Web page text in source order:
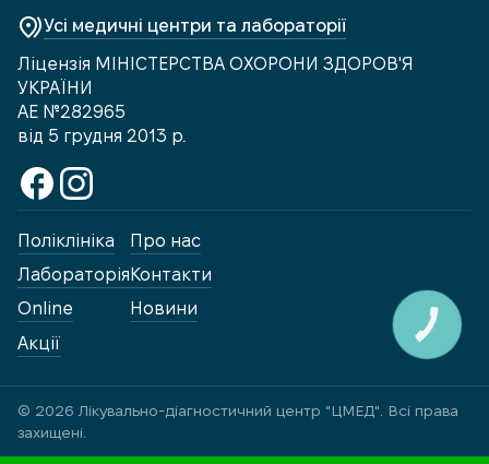
Усі медичні центри та лабораторії
Ліцензія МІНІСТЕРСТВА ОХОРОНИ ЗДОРОВ'Я
УКРАЇНИ
АЕ №282965
від 5 грудня 2013 р.
Поліклініка
Лабораторія
Online
Акції
Про нас
Контакти
Новини
© 2026 Лікувально-діагностичний центр "ЦМЕД". Всі права
захищені.
КНОПКА
ЗВ'ЯЗКУ